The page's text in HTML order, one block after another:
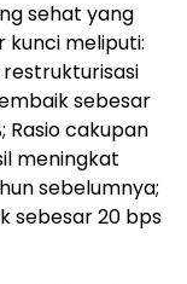
sehat yang
meliputi:
sebesar
Rasio cakupan
meningkat
sebelumnya;
sebesar 20 bps